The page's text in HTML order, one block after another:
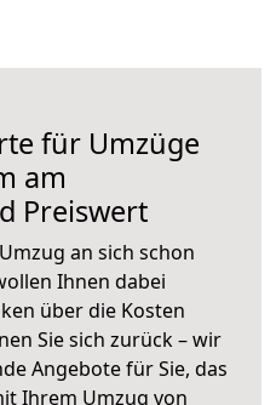
für Umzüge
am
Preiswert
an sich schon
Ihnen dabei
über die Kosten
Sie sich zurück – wir
Angebote für Sie, das
Ihrem Umzug von